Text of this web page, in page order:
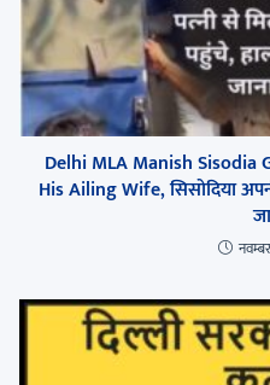
Delhi MLA Manish
His Ailing Wife, सिसोदिया